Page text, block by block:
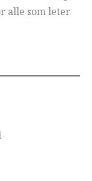
alle som leter